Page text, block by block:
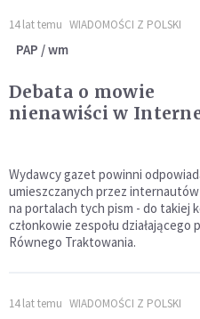
14 lat temu WIADOMOŚCI Z POLSKI
PAP / wm
Debata o mowie
nienawiści w
Wydawcy gazet powinni
umieszczanych przez
na portalach tych pism - do takiej
członkowie zespołu działającego
Równego Traktowania.
14 lat temu WIADOMOŚCI Z POLSKI